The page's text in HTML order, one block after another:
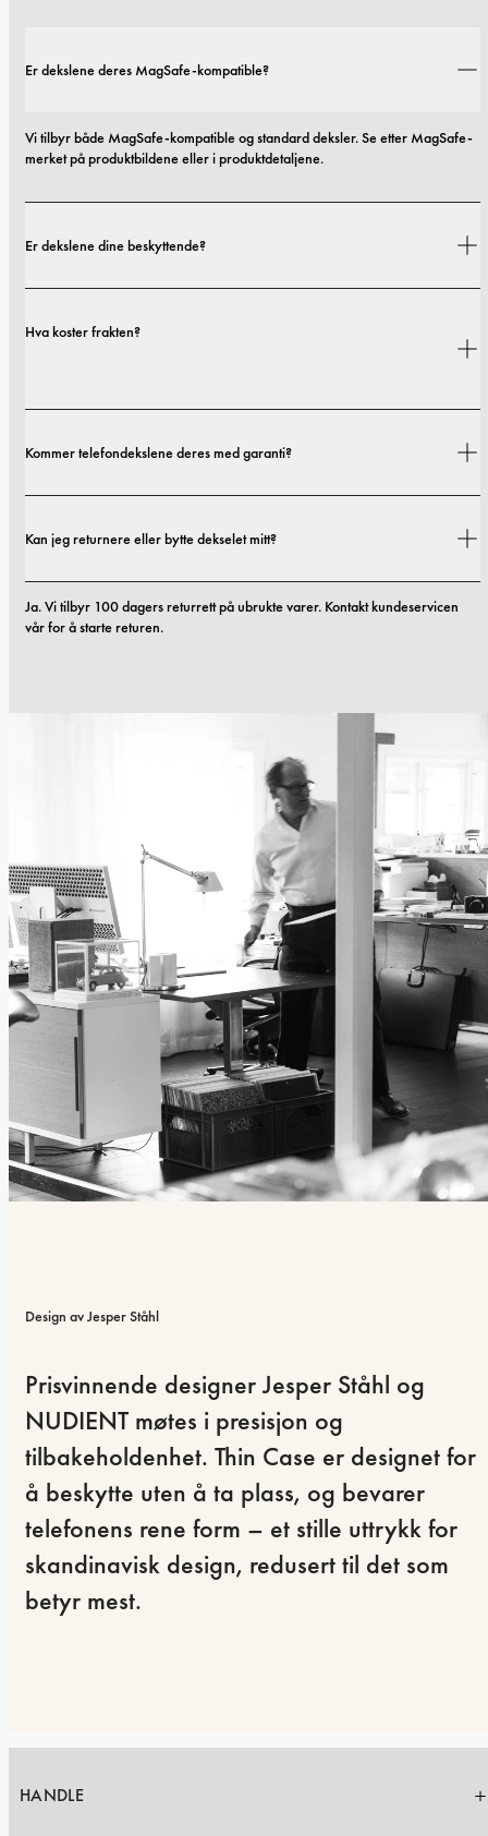
Er dekslene deres MagSafe-kompatible?
Vi tilbyr både MagSafe-kompatible og standard deksler. Se etter MagSafe-
merket på produktbildene eller i produktdetaljene.
Er dekslene dine beskyttende?
som spenner fra slanke profiler til mer beskyttende utforminger.
Hva koster frakten?
finner alle detaljer i vår fraktpolicy.
Kommer telefondekslene deres med garanti?
materialer eller utførelse innen de første 12 månedene, erstatter vi dekselet
Kan jeg returnere eller bytte dekselet mitt?
Ja. Vi tilbyr 100 dagers returrett på ubrukte varer. Kontakt kundeservicen
vår for å starte returen.
Design av Jesper Ståhl
Prisvinnende designer Jesper Ståhl og
NUDIENT møtes i presisjon og
tilbakeholdenhet. Thin Case er designet for
å beskytte uten å ta plass, og bevarer
telefonens rene form – et stille uttrykk for
skandinavisk design, redusert til det som
betyr mest.
HANDLE